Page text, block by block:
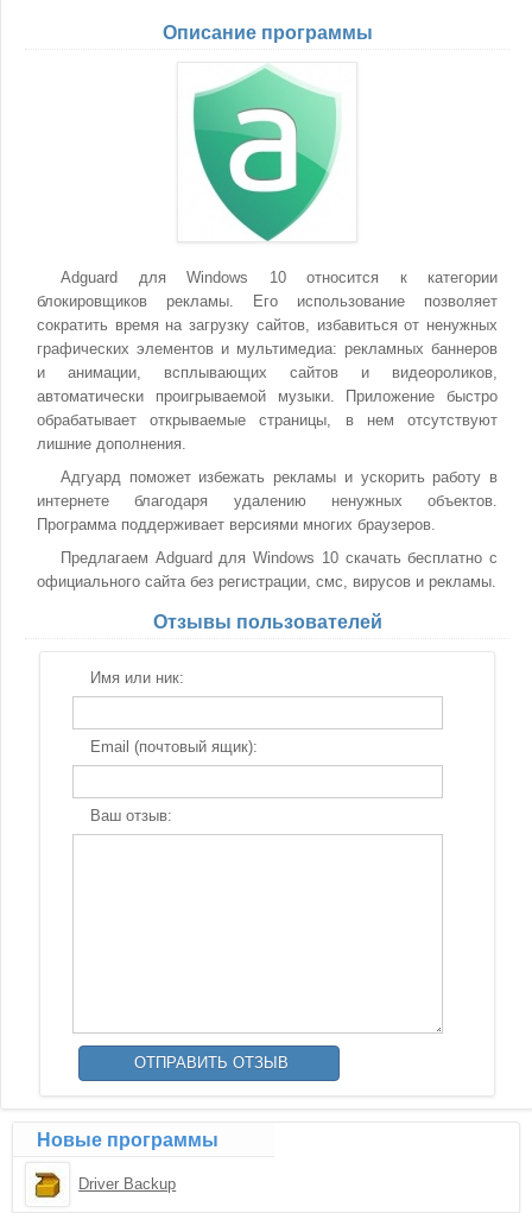
Описание программы
Adguard для Windows 10 относится к категории
блокировщиков рекламы. Его использование позволяет
сократить время на загрузку сайтов, избавиться от ненужных
графических элементов и мультимедиа: рекламных баннеров
и анимации, всплывающих сайтов и видеороликов,
автоматически проигрываемой музыки. Приложение быстро
обрабатывает открываемые страницы, в нем отсутствуют
лишние дополнения.
Адгуард поможет избежать рекламы и ускорить работу в
интернете благодаря удалению ненужных объектов.
Программа поддерживает версиями многих браузеров.
Предлагаем Adguard для Windows 10 скачать бесплатно с
официального сайта без регистрации, смс, вирусов и рекламы.
Отзывы пользователей
Имя или ник:
Email (почтовый ящик):
Ваш отзыв:
Новые программы
Driver Backup